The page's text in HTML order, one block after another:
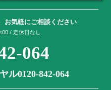
お気軽にご相談ください
/ 定休日なし
064
ル0120-842-064